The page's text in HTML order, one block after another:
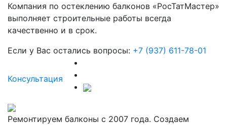
Компания по остеклению балконов «РосТатМастер»
выполняет строительные работы всегда
качественно и в срок.
Если у Вас остались вопросы: +7 (937) 611-78-01
Консультация
Ремонтируем балконы с 2007 года. Создаем